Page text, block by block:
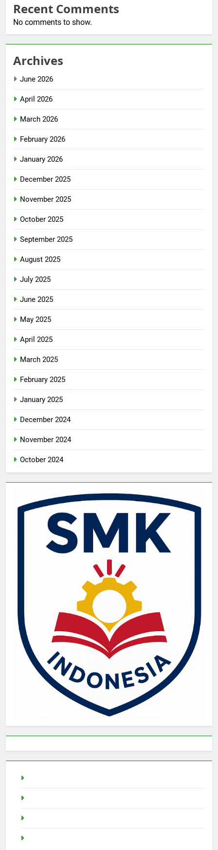
Recent Comments
No comments to show.
Archives
June 2026
April 2026
March 2026
February 2026
January 2026
December 2025
November 2025
October 2025
September 2025
August 2025
July 2025
June 2025
May 2025
April 2025
March 2025
February 2025
January 2025
December 2024
November 2024
October 2024